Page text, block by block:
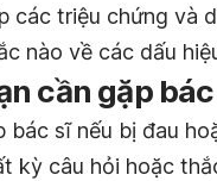
các triệu chứng và
nào về các dấu
cần gặp
bác sĩ nếu bị đau
kỳ câu hỏi hoặc